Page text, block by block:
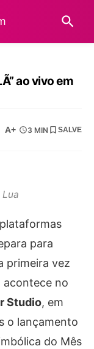
ao vivo em
A+ 3 MIN SALVE
para
primeira vez
acontece no
Studio, em
o lançamento
do Mês